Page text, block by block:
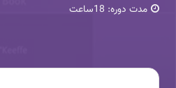
مدت دوره: 18ساعت